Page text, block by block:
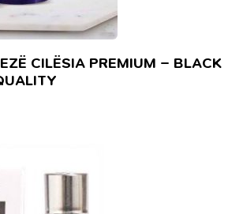
CILËSIA PREMIUM – BLACK